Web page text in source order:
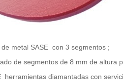
metal SASE con 3 segmentos ;
de segmentos de 8 mm de altura
herramientas diamantadas con